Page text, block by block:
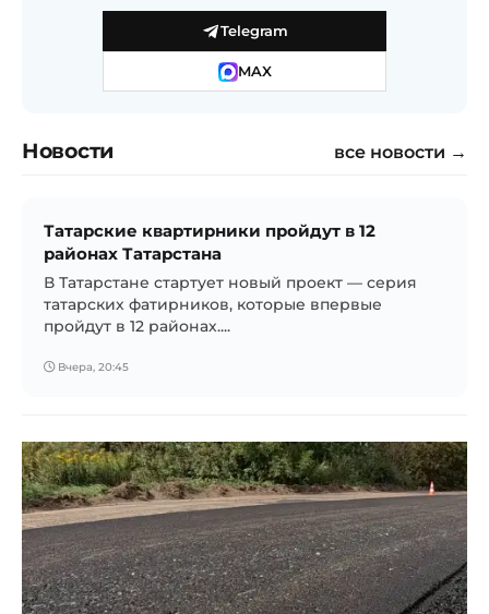
Telegram
MAX
Новости все новости →
Татарские квартирники пройдут в 12
районах Татарстана
В Татарстане стартует новый проект — серия
татарских фатирников, которые впервые
пройдут в 12 районах....
Вчера, 20:45